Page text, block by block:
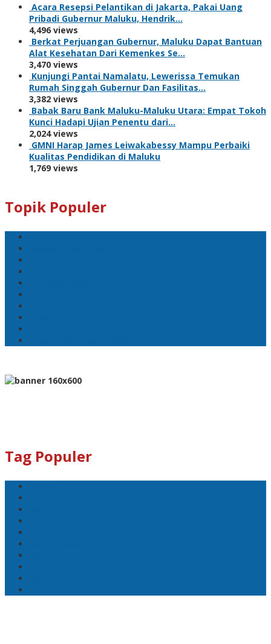
Acara Resepsi Pelantikan di Jakarta, Pakai Uang
Pribadi Gubernur Maluku, Hendrik…
4,496 views
Berkat Perjuangan Gubernur, Maluku Dapat Bantuan
Alat Kesehatan Dari Kemenkes Se…
3,470 views
Kunjungi Pantai Namalatu, Lewerissa Temukan
Rumah Singgah Gubernur Dan Fasilitas…
3,382 views
Babak Baru Bank Maluku-Maluku Utara: Empat Tokoh
Kunci Hadapi Ujian Penentu dari…
2,024 views
GMNI Harap James Leiwakabessy Mampu Perbaiki
Kualitas Pendidikan di Maluku
1,769 views
Topik Populer
Tag Populer